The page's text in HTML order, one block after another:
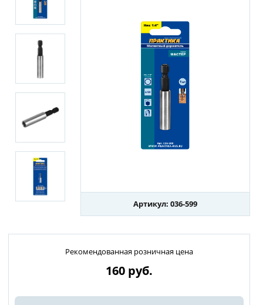
Артикул: 036-599
Рекомендованная розничная цена
160 руб.